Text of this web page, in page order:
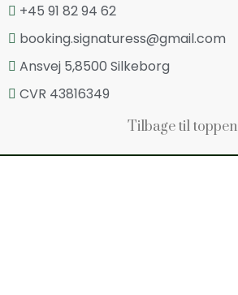
+45 91 82 94 62
booking.signaturess@gmail.com
Ansvej 5,8500 Silkeborg
CVR 43816349
Tilbage til toppen